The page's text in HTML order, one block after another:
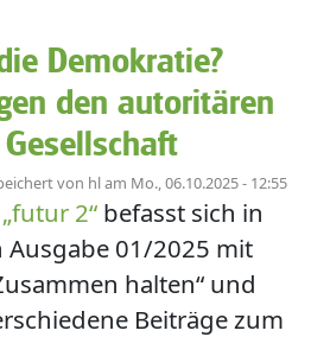
Demokratie?
den autoritären
von hlam Mo., 06.10.2025 - 12:55
„futur 2“ befasst sich in
Ausgabe 01/2025 mit
halten“ und
Beiträge zum